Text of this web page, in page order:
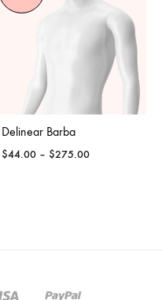
Delinear Barba
$44.00 – $275.00Price